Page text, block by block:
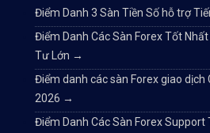
Điểm Danh 3 Sàn Tiền Số hỗ trợ
Điểm Danh Các Sàn Forex Tốt
Tư Lớn →
Điểm danh các sàn Forex giao dịch
2026 →
Điểm Danh Các Sàn Forex